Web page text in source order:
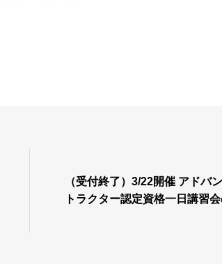
（受付終了）3/22開催 アドバ
トラクター認定資格一日講習